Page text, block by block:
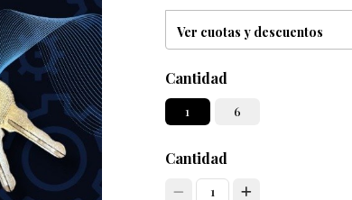
Ver cuotas y descuentos
Cantidad
1 6
Cantidad
1